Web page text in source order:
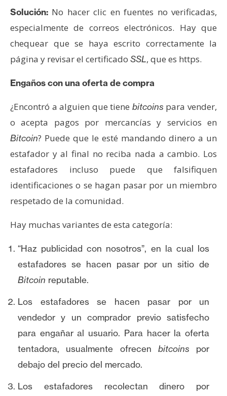
e
m
a
s
e
u
r
s
o
s
o
a
c
o
y
P
b
l
Solución: No hacer clic en fuentes no verificadas,
especialmente de correos electrónicos. Hay que
chequear que se haya escrito correctamente la
página y revisar el certificado SSL, que es https.
Engaños con una oferta de compra
¿Encontró a alguien que tiene bitcoins para vender,
o acepta pagos por mercancías y servicios en
Bitcoin? Puede que le esté mandando dinero a un
estafador y al final no reciba nada a cambio. Los
estafadores incluso puede que falsifiquen
identificaciones o se hagan pasar por un miembro
respetado de la comunidad.
Hay muchas variantes de esta categoría:
“Haz publicidad con nosotros”, en la cual los
estafadores se hacen pasar por un sitio de
Bitcoin reputable.
Los estafadores se hacen pasar por un
vendedor y un comprador previo satisfecho
para engañar al usuario. Para hacer la oferta
tentadora, usualmente ofrecen bitcoins por
debajo del precio del mercado.
Los estafadores recolectan dinero por